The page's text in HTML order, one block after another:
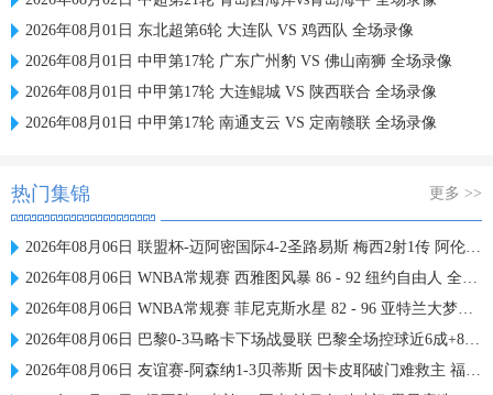
2026年08月01日 东北超第6轮 大连队 VS 鸡西队 全场录像
2026年08月01日 中甲第17轮 广东广州豹 VS 佛山南狮 全场录像
2026年08月01日 中甲第17轮 大连鲲城 VS 陕西联合 全场录像
2026年08月01日 中甲第17轮 南通支云 VS 定南赣联 全场录像
热门集锦 更多 >>
2026年08月06日 联盟杯-迈阿密国际4-2圣路易斯 梅西2射1传 阿伦助攻戴帽
2026年08月06日 WNBA常规赛 西雅图风暴 86 - 92 纽约自由人 全场集锦
2026年08月06日 WNBA常规赛 菲尼克斯水星 82 - 96 亚特兰大梦想 全场集锦
2026年08月06日 巴黎0-3马略卡下场战曼联 巴黎全场控球近6成+8射3正未果
2026年08月06日 友谊赛-阿森纳1-3贝蒂斯 因卡皮耶破门难救主 福纳尔斯1射2传